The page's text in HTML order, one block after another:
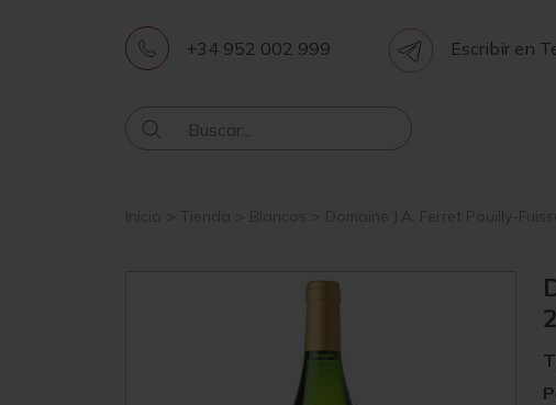
+34 952 002 999 Escribir en
Inicio Tienda Blancos Domaine J.A. Ferret Pouilly-